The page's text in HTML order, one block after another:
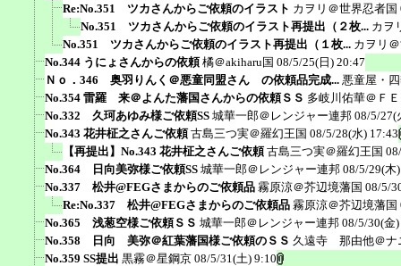
Re:No.351 ツカさんからご依頼のイラスト カヲリ＠世界忍者国
No.351 ツカさんからご依頼のイラスト再提出（２枚... カヲ
No.351 ツカさんからご依頼のイラスト再提出（１枚... カヲリ
No.344 うにょさんからの依頼 橘＠akiharu国 08/5/25(日) 20:47
Ｎｏ．346 奥羽りんく＠悪童同盟さん の依頼品完成... 悪童屋・
No.354 雷羅 来＠よんた藩国さんからの依頼ＳＳ 多岐川佑華＠Ｆ
No.332 久珂あゆみ様ご依頼SS 城華一郎＠レンジャー連邦 08/5/27(
No.343 花井柾之さんご依頼 古島三つ実＠羅幻王国 08/5/28(水) 17:43
【再提出】No.343 花井柾之さんご依頼 古島三つ実＠羅幻王国
No.364 日向美弥様ご依頼SS 城華一郎＠レンジャー連邦 08/5/29(木
No.337 松井@FEGさまからのご依頼品 霧原涼＠芥辺境藩国 08/5/
Re:No.337 松井@FEGさまからのご依頼品 霧原涼＠芥辺境藩国
No.365 浅葱空様ご依頼ＳＳ 城華一郎＠レンジャー連邦 08/5/30(金
No.358 日向 美弥＠紅葉藩国様ご依頼のＳＳ 久遠寺 那由他＠ナ
No.359 SS提出 黒霧＠星鋼京 08/5/31(土) 9:10